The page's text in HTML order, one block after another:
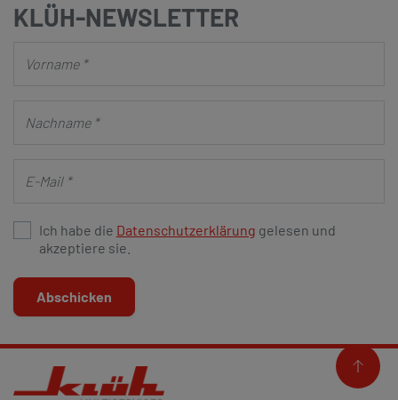
KLÜH-NEWSLETTER
Ich habe die Datenschutzerklärung gelesen und
akzeptiere sie.
Abschicken